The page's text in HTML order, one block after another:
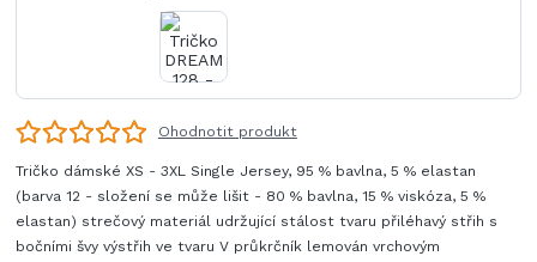
Ohodnotit produkt
Tričko dámské XS - 3XL Single Jersey, 95 % bavlna, 5 % elastan
(barva 12 - složení se může lišit - 80 % bavlna, 15 % viskóza, 5 %
elastan) strečový materiál udržující stálost tvaru přiléhavý střih s
bočními švy výstřih ve tvaru V průkrčník lemován vrchovým